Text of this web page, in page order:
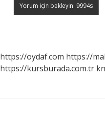
https://oydaf.com https://
https://kursburada.com.tr